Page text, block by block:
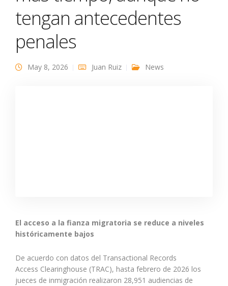
tengan antecedentes
penales
May 8, 2026 Juan Ruiz News
El acceso a la fianza migratoria se reduce a niveles
históricamente bajos
De acuerdo con datos del Transactional Records
Access Clearinghouse (TRAC), hasta febrero de 2026 los
jueces de inmigración realizaron 28,951 audiencias de